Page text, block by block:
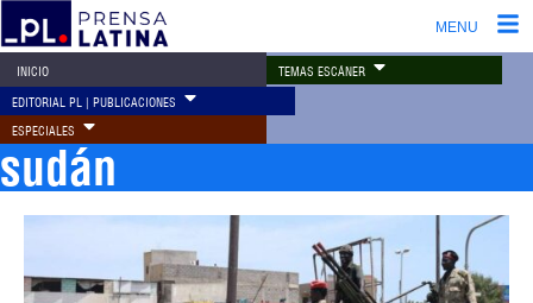
MENU
INICIO TEMAS ESCÁNER
EDITORIAL PL | PUBLICACIONES
ESPECIALES
sudán